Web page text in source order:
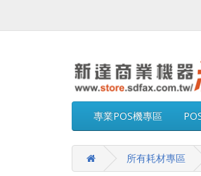
專業POS機專區
所有耗材專區